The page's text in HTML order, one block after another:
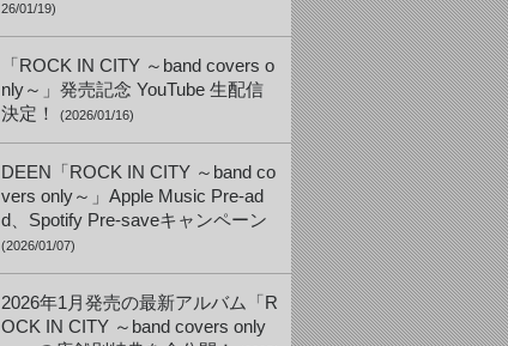
26/01/19)
「ROCK IN CITY ～band covers o
nly～」発売記念 YouTube 生配信
決定！
(2026/01/16)
DEEN「ROCK IN CITY ～band co
vers only～」Apple Music Pre-ad
d、Spotify Pre-saveキャンペーン
(2026/01/07)
2026年1月発売の最新アルバム「R
OCK IN CITY ～band covers only